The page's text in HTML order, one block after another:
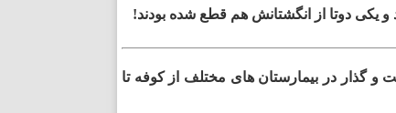
یکی دوتا از انگشتانش هم قطع شده بودند!
گذار در بیمارستان های مختلف از کوفه تا